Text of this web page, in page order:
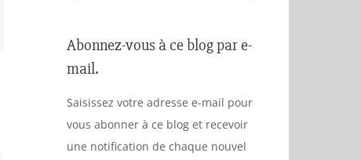
Abonnez-vous à ce blog par e-
mail.
Saisissez votre adresse e-mail pour
vous abonner à ce blog et recevoir
une notification de chaque nouvel